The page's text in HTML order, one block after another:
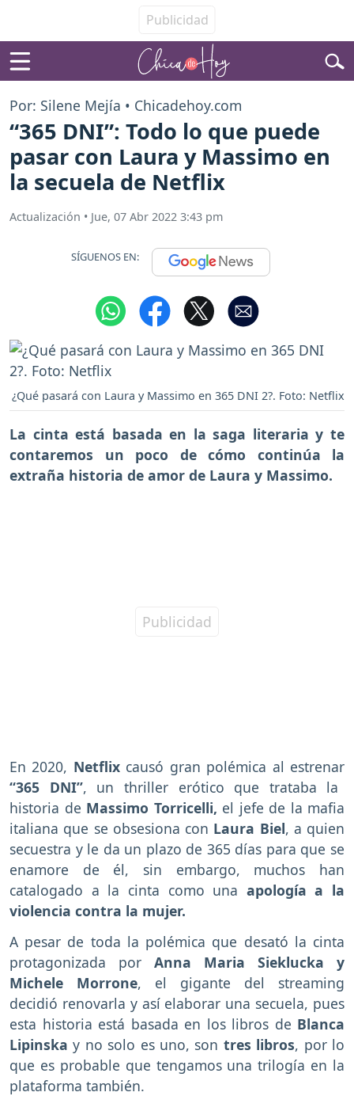
Por: Silene Mejía • Chicadehoy.com
“365 DNI”: Todo lo que puede
pasar con Laura y Massimo en
la secuela de Netflix
Actualización • Jue, 07 Abr 2022 3:43 pm
SÍGUENOS EN:
¿Qué pasará con Laura y Massimo en 365 DNI 2?. Foto: Netflix
La cinta está basada en la saga literaria y te
contaremos un poco decómo continúa la
extraña historia de amor de Laura y Massimo.
En 2020, Netflix causó gran polémica al estrenar
“365 DNI”, un thriller erótico que trataba la
historia de Massimo Torricelli, el jefe de la mafia
italiana que se obsesiona con Laura Biel, a quien
secuestra y le da un plazo de 365 días para que se
enamore de él, sin embargo, muchos han
catalogado a la cinta como una apología a la
violencia contra la mujer.
A pesar de toda la polémica que desató la cinta
protagonizada por Anna Maria Sieklucka y
Michele Morrone, el gigante del streaming
decidió renovarla y así elaborar una secuela, pues
esta historia está basada en los libros de Blanca
Lipinska y no solo es uno, son tres libros, por lo
que es probable que tengamos una trilogía en la
plataforma también.